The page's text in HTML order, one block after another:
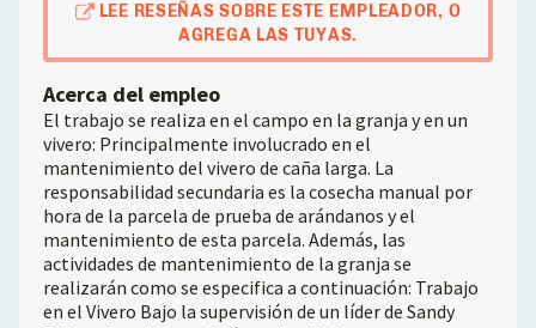
LEE RESEÑAS SOBRE ESTE EMPLEADOR, O
AGREGA LAS TUYAS.
Acerca del empleo
El trabajo se realiza en el campo en la granja y en un
vivero: Principalmente involucrado en el
mantenimiento del vivero de caña larga. La
responsabilidad secundaria es la cosecha manual por
hora de la parcela de prueba de arándanos y el
mantenimiento de esta parcela. Además, las
actividades de mantenimiento de la granja se
realizarán como se especifica a continuación: Trabajo
en el Vivero Bajo la supervisión de un líder de Sandy